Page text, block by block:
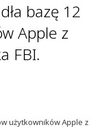
bazę 12
Apple z
FBI.
użytkowników Apple z